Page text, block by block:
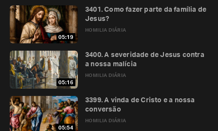
05:19
HOMILIA DIÁRIA
3401. Como fazer parte da família de
Jesus?
05:16
HOMILIA DIÁRIA
3400. A severidade de Jesus contra
a nossa malícia
05:54
HOMILIA DIÁRIA
3399. A vinda de Cristo e a nossa
conversão